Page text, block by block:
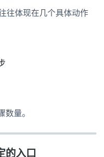
往体现在几个具体动作
量。
的入口